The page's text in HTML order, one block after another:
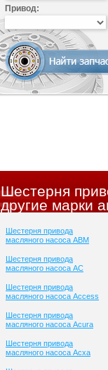
Привод:
Шестерня
другие марки
Шестерня привода
масляного насоса ABM
Шестерня привода
масляного насоса AC
Шестерня привода
масляного насоса Access
Шестерня привода
масляного насоса Acura
Шестерня привода
масляного насоса Acxa